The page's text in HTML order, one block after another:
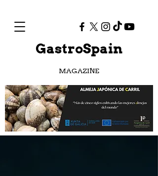
GastroSpain
MAGAZINE